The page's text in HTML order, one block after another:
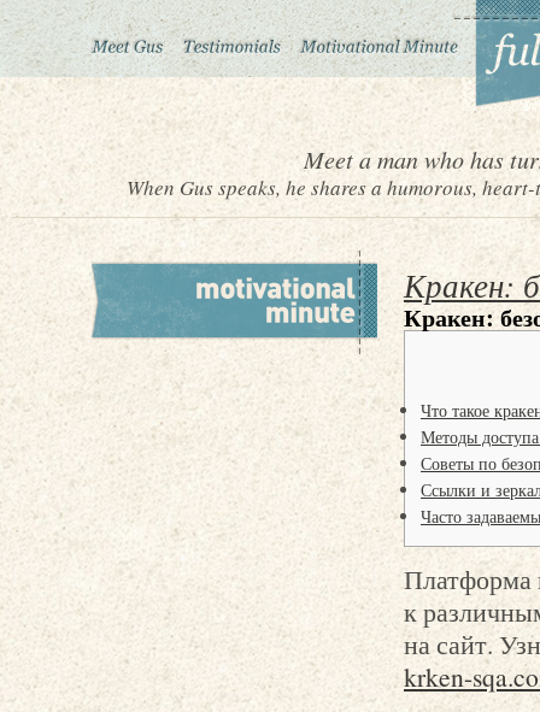
Meet a man who has
When Gus speaks, he shares a humorous,
Кракен:
Кракен:
Что такое
Методы
Советы по
Ссылки и
Часто
Платформа
к
на сайт.
krken-